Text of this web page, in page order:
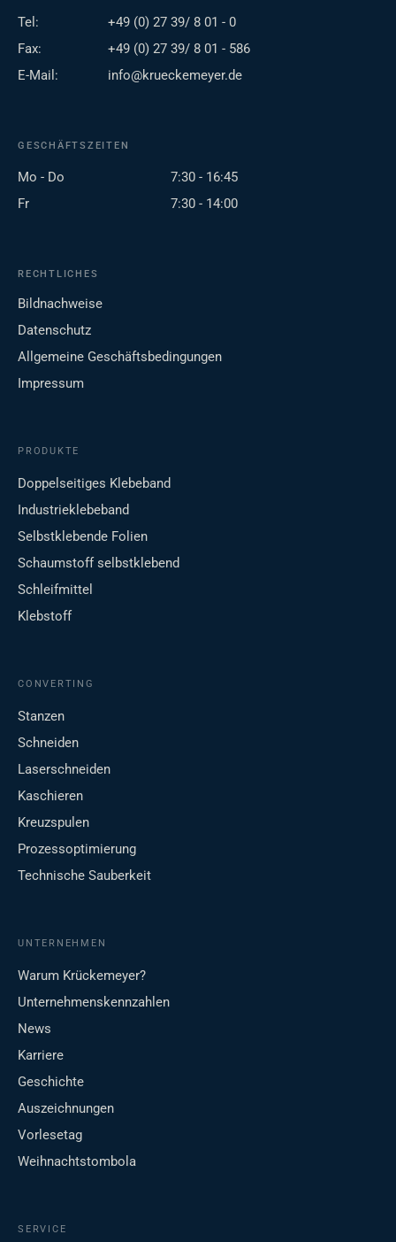
Tel:
+49 (0) 27 39/ 8 01 - 0
Fax:
+49 (0) 27 39/ 8 01 - 586
E-Mail:
info@krueckemeyer.de
GESCHÄFTSZEITEN
Mo - Do
7:30 - 16:45
Fr
7:30 - 14:00
RECHTLICHES
Bildnachweise
Datenschutz
Allgemeine Geschäftsbedingungen
Impressum
PRODUKTE
Doppelseitiges Klebeband
Industrieklebeband
Selbstklebende Folien
Schaumstoff selbstklebend
Schleifmittel
Klebstoff
CONVERTING
Stanzen
Schneiden
Laserschneiden
Kaschieren
Kreuzspulen
Prozessoptimierung
Technische Sauberkeit
UNTERNEHMEN
Warum Krückemeyer?
Unternehmenskennzahlen
News
Karriere
Geschichte
Auszeichnungen
Vorlesetag
Weihnachtstombola
SERVICE